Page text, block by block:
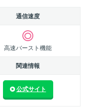
通信速度
高速バースト機能
関連情報
公式サイト